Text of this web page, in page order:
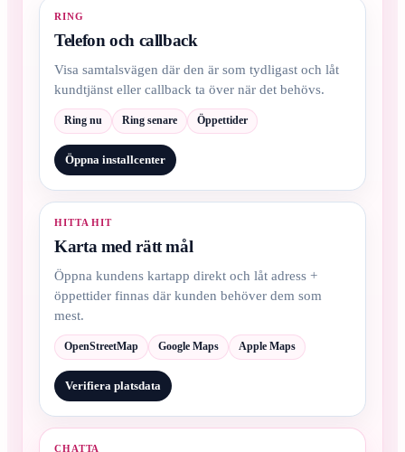
RING
Telefon och callback
Visa samtalsvägen där den är som tydligast och låt
kundtjänst eller callback ta över när det behövs.
Ring nu Ring senare Öppettider
Öppna installcenter
HITTA HIT
Karta med rätt mål
Öppna kundens kartapp direkt och låt adress +
öppettider finnas där kunden behöver dem som
mest.
OpenStreetMap Google Maps Apple Maps
Verifiera platsdata
CHATTA